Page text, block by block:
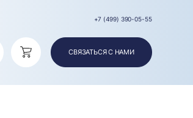
+7 (499) 390-05-55
Корзина СВЯЗАТЬСЯ С НАМИ